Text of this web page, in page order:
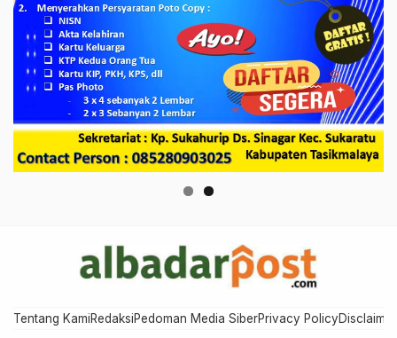
Tentang KamiRedaksiPedoman Media SiberPrivacy PolicyDisclaimer